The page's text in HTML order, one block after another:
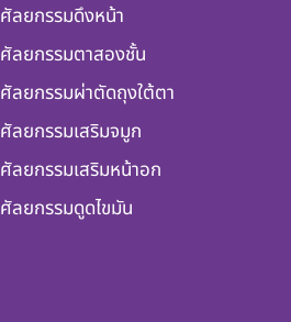
ศัลยกรรมดึงหน้า
ศัลยกรรมตาสองชั้น
ศัลยกรรมผ่าตัดถุงใต้ตา
ศัลยกรรมเสริมจมูก
ศัลยกรรมเสริมหน้าอก
ศัลยกรรมดูดไขมัน